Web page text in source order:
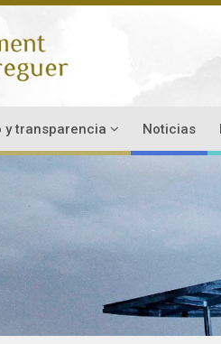
y transparencia Noticias